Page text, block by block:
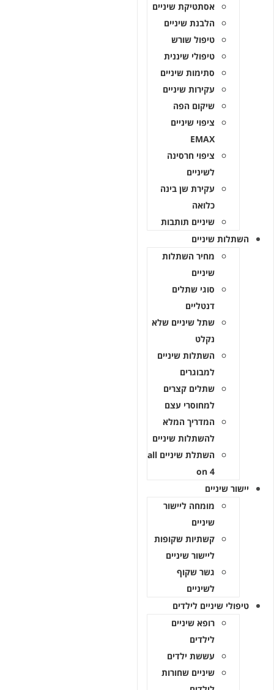
אסתטיקת שיניים
הלבנת שיניים
טיפול שורש
טיפולי שיננית
סתימות שיניים
עקירות שיניים
שיקום הפה
ציפוי שיניים
EMAX
ציפוי חרסינה
לשיניים
עקירת שן בינה
כלואה
שיניים תותבות
השתלות שיניים
מחיר השתלות
שיניים
סוגי שתלים
דנטליים
שתל שיניים שלא
נקלט
השתלות שיניים
למבוגרים
שתלים קצרים
למחוסרי עצם
המדריך המלא
להשתלות שיניים
השתלת שיניים all
on 4
יישור שיניים
מומחה ליישור
שיניים
קשתיות שקופות
ליישור שיניים
גשר שקוף
לשיניים
טיפולי שיניים לילדים
רופא שיניים
לילדים
עששת ילדים
שיניים שחורות